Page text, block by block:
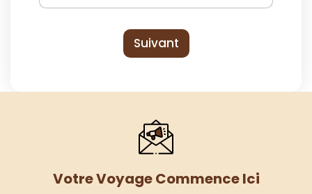
Suivant
Votre Voyage Commence Ici